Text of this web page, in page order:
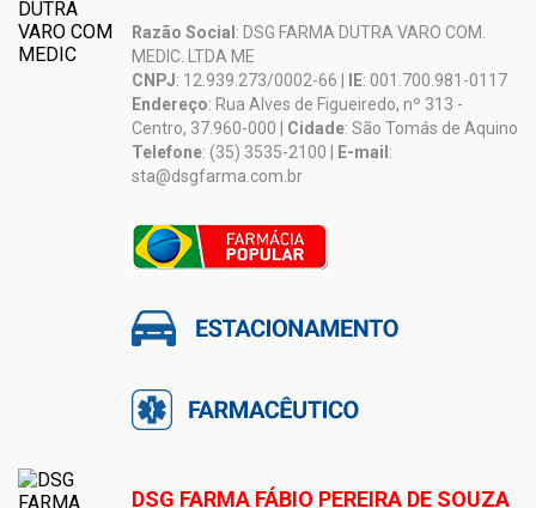
Razão Social : DSG FARMA DUTRA VARO COM.
MEDIC. LTDA ME
CNPJ: 12.939.273/0002-66 | IE: 001.700.981-0117
Endereço: Rua Alves de Figueiredo, nº 313 -
Centro, 37.960-000 | Cidade: São Tomás de Aquino
Telefone: (35) 3535-2100 | E-mail :
sta@dsgfarma.com.br
DSG FARMA FÁBIO PEREIRA DE SOUZA